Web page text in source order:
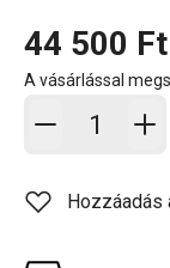
44 500 Ft
A vásárlással
Kosárba -
Hozzáadás